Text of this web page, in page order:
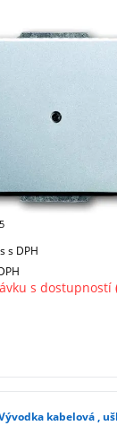
s DPH
s dostupností
1710-0-